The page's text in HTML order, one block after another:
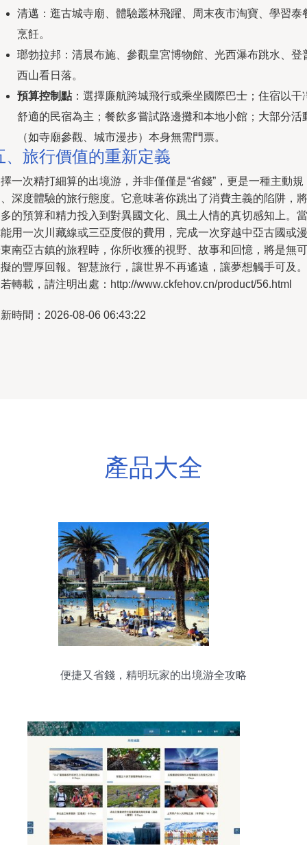
清邁：逛古城寺廟、體驗叢林飛躍、周末夜市淘寶、學習泰
烹飪。
瑯勃拉邦：清晨布施、參觀皇宮博物館、光西瀑布跳水、登
西山看日落。
預算控制點 ：選擇廉航跨城飛行或乘坐國際巴士；住宿以干
舒適的民宿為主；餐飲多嘗試路邊攤和本地小館；大部分活
（如寺廟參觀、城市漫步）本身無需門票。
、旅行價值的重新定義
一次精打細算的出境游，并非僅僅是“省錢”，更是一種主動規
深度體驗的旅行態度。它意味著你跳出了消費主義的陷阱，將
的預算和精力投入到對異國文化、風土人情的真切感知上。當
用一次川藏線或三亞度假的費用，完成一次穿越中亞古國或漫
南亞古鎮的旅程時，你所收獲的視野、故事和回憶，將是無可
的豐厚回報。智慧旅行，讓世界不再遙遠，讓夢想觸手可及。
轉載，請注明出處：http://www.ckfehov.cn/product/56.html
時間：2026-08-06 06:43:22
產品大全
便捷又省錢，精明玩家的出境游全攻略